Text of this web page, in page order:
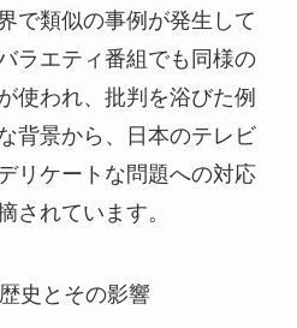
で類似の事例が発生して
ラエティ番組でも同様の
使われ、批判を浴びた例
背景から、日本のテレビ
リケートな問題への対応
されています。
史とその影響